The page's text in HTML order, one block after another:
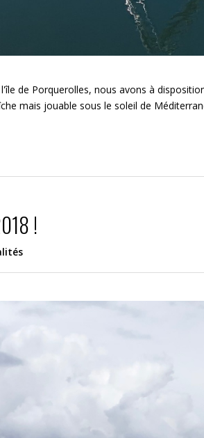
de Porquerolles, nous avons à
mais jouable sous le soleil de
!